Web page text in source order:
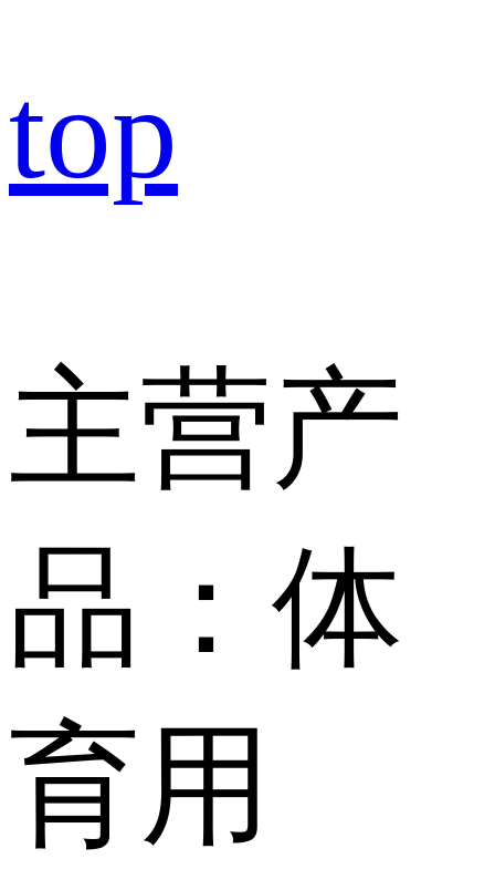
top
主营产
品：体
育用